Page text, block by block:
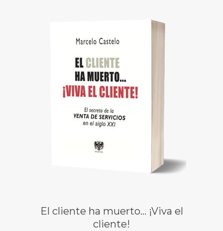
El cliente ha muerto… ¡Viva el
cliente!